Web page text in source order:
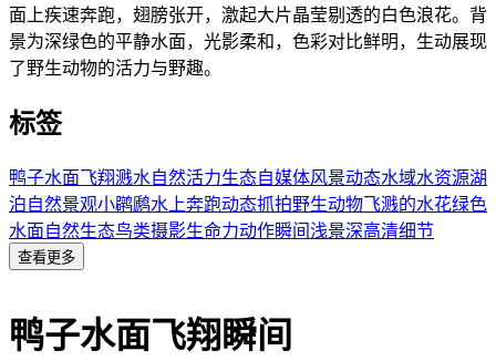
面上疾速奔跑，翅膀张开，激起大片晶莹剔透的白色浪花。背
景为深绿色的平静水面，光影柔和，色彩对比鲜明，生动展现
了野生动物的活力与野趣。
标签
鸭子水面飞翔溅水自然活力生态自媒体风景动态水域水资源湖
泊自然景观小䴙䴘水上奔跑动态抓拍野生动物飞溅的水花绿色
水面自然生态鸟类摄影生命力动作瞬间浅景深高清细节
查看更多
鸭子水面飞翔瞬间